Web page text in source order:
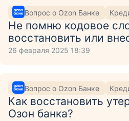
Вопрос о Ozon Банке
Не помню кодовое
восстановить или
26 февраля 2025 18:39
Вопрос о Ozon Банке
Как восстановить
Озон банка?